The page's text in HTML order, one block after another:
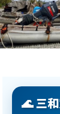
🌊 三